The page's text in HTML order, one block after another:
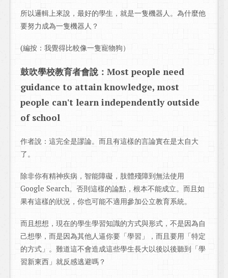
所以邏輯上來說，最好的學生，就是一隻機器人。為什麼他
要努力成為一隻機器人？
(編按：我覺得比較像一隻寵物狗）
鼓吹學校教育者會說：Most people need
guidance to attain knowledge, most
people can't learn independently outside
of school
作者說：這完全是謬論。而且有這樣的言論實在是太自大
了。
除非你有精神疾病，智能障礙，肢體殘障到無法使用
Google Search。否則這樣的論點，根本不能成立。而且如
果有這樣的狀況，你也可能不適用參加公立教育系統。
而且想想，現在的學生學習知識的方式與形式，不是因為自
己想學，而是因為其他人逼你要「學習」，而且要用「特定
的方式」。難道這不會造成這些學生長大以後以後聽到「學
習新東西」就反感逃避嗎？